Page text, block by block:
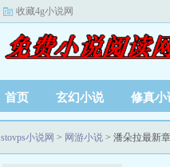
收藏4g小说网
首页 玄幻小说 修真小
stovps小说网 > 网游小说 > 潘朵拉最新